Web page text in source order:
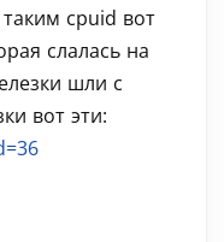
таким cpuid вот
слалась на
шли с
вот эти: